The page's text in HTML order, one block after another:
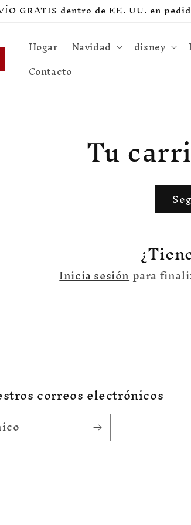
GRATIS dentro de EE. UU. en
Hogar Navidad disney
Contacto
Tu
Inicia sesiónpara
correos electrónicos